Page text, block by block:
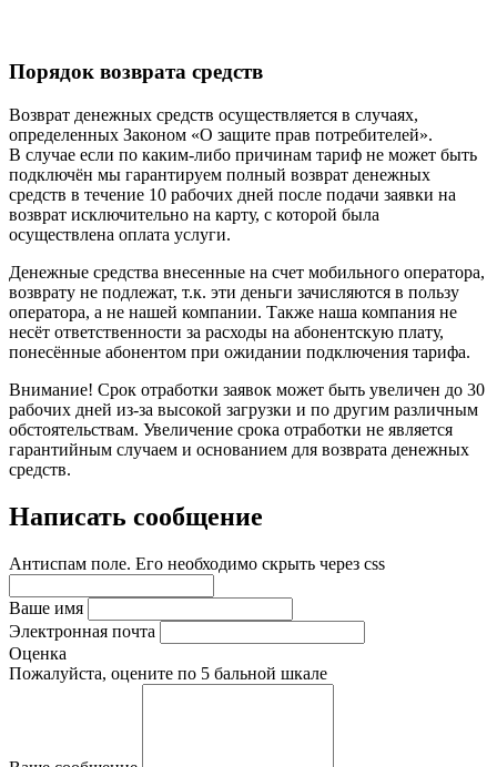
Порядок возврата средств
Возврат денежных средств осуществляется в случаях,
определенных Законом «О защите прав потребителей».
В случае если по каким-либо причинам тариф не может быть
подключён мы гарантируем полный возврат денежных
средств в течение 10 рабочих дней после подачи заявки на
возврат исключительно на карту, с которой была
осуществлена оплата услуги.
Денежные средства внесенные на счет мобильного оператора,
возврату не подлежат, т.к. эти деньги зачисляются в пользу
оператора, а не нашей компании. Также наша компания не
несёт ответственности за расходы на абонентскую плату,
понесённые абонентом при ожидании подключения тарифа.
Внимание! Срок отработки заявок может быть увеличен до 30
рабочих дней из-за высокой загрузки и по другим различным
обстоятельствам. Увеличение срока отработки не является
гарантийным случаем и основанием для возврата денежных
средств.
Написать сообщение
Антиспам поле. Его необходимо скрыть через css
Ваше имя
Электронная почта
Оценка
Пожалуйста, оцените по 5 бальной шкале